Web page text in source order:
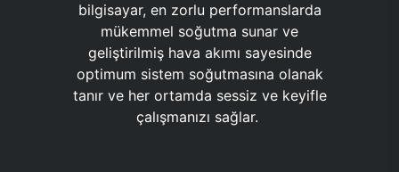
bilgisayar, en zorlu performanslarda
mükemmel soğutma sunar ve
geliştirilmiş hava akımı sayesinde
optimum sistem soğutmasına olanak
tanır ve her ortamda sessiz ve keyifle
çalışmanızı sağlar.